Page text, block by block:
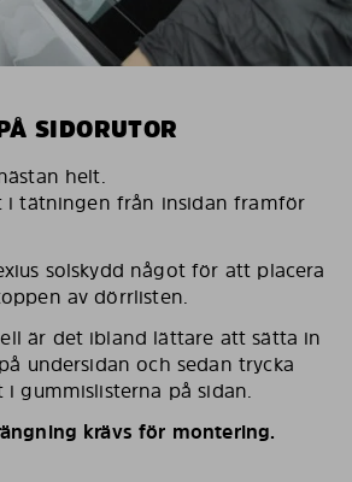
SIDORUTOR
helt.
i tätningen från insidan framför
solskydd något för att placera
av dörrlisten.
är det ibland lättare att sätta in
undersidan och sedan trycka
gummislisterna på sidan.
krävs för montering.